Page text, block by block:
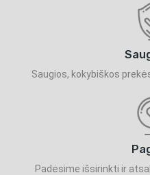
Saugios, kokybiškos
Padėsime išsirinkti ir